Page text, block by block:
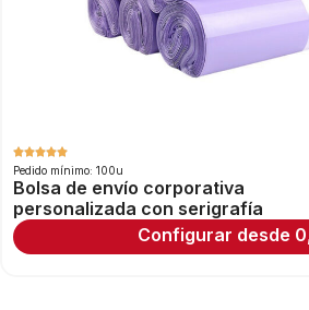
Pedido mínimo: 100u
Bolsa de envío corporativa
personalizada con serigrafía
Configurar desde